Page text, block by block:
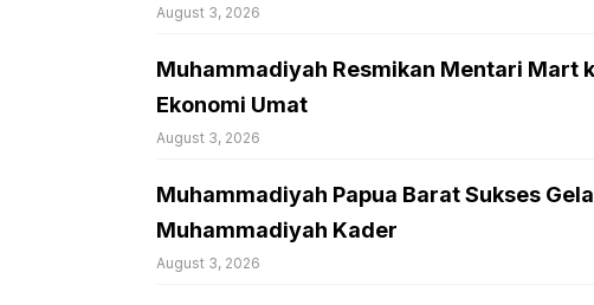
August 3, 2026
Muhammadiyah Resmikan Mentari Mart
Ekonomi Umat
August 3, 2026
Muhammadiyah Papua Barat Sukses
Muhammadiyah Kader
August 3, 2026